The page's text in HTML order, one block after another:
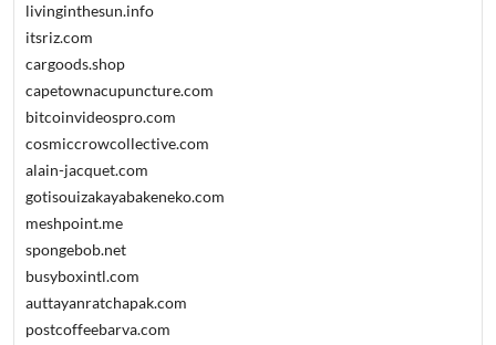
livinginthesun.info
itsriz.com
cargoods.shop
capetownacupuncture.com
bitcoinvideospro.com
cosmiccrowcollective.com
alain-jacquet.com
gotisouizakayabakeneko.com
meshpoint.me
spongebob.net
busyboxintl.com
auttayanratchapak.com
postcoffeebarva.com